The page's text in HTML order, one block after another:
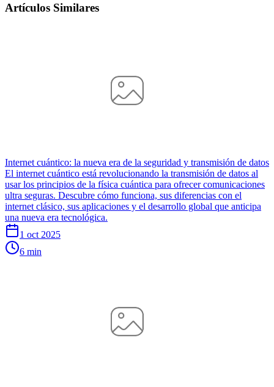
Artículos Similares
Internet cuántico: la nueva era de la seguridad y transmisión de datos
El internet cuántico está revolucionando la transmisión de datos al
usar los principios de la física cuántica para ofrecer comunicaciones
ultra seguras. Descubre cómo funciona, sus diferencias con el
internet clásico, sus aplicaciones y el desarrollo global que anticipa
una nueva era tecnológica.
1 oct 2025
6 min